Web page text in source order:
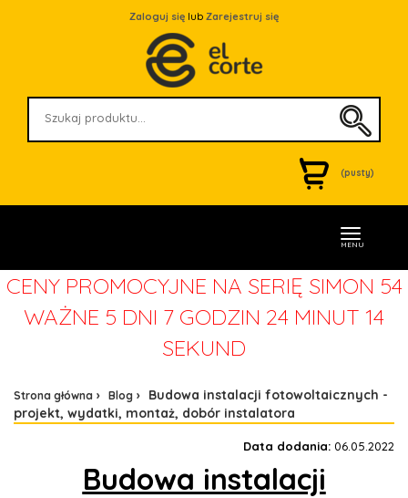
Zaloguj się lub Zarejestruj się
(pusty)
MENU
CENY PROMOCYJNE NA SERIĘ SIMON 54
WAŻNE 5 DNI 7 GODZIN 24 MINUT 13
SEKUND
Strona główna Blog
Budowa instalacji fotowoltaicznych -
projekt, wydatki, montaż, dobór instalatora
Data dodania: 06.05.2022
Budowa instalacji